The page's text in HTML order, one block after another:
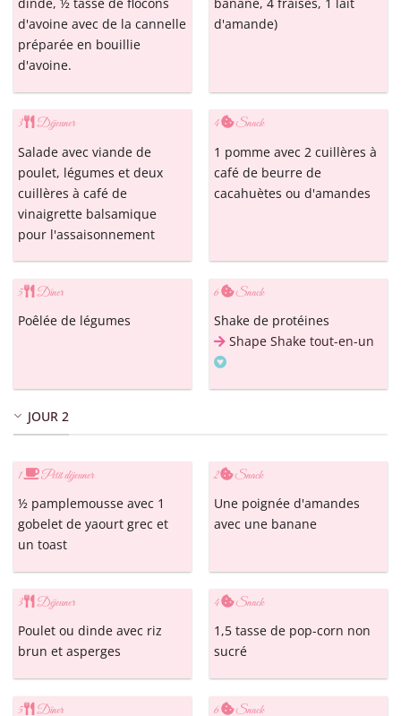
d'avoine avec de la cannelle
préparée en bouillie
d'avoine.
d'amande)
3 Déjeuner
Salade avec viande de
poulet, légumes et deux
cuillères à café de
vinaigrette balsamique
pour l'assaisonnement
4 Snack
1 pomme avec 2 cuillères à
café de beurre de
cacahuètes ou d'amandes
5 Dîner
Poêlée de légumes
6 Snack
Shake de protéines
Shape Shake tout-en-un
JOUR 2
1 Petit déjeuner
½ pamplemousse avec 1
gobelet de yaourt grec et
un toast
2 Snack
Une poignée d'amandes
avec une banane
3 Déjeuner
Poulet ou dinde avec riz
brun et asperges
4 Snack
1,5 tasse de pop-corn non
sucré
5 Dîner 6 Snack